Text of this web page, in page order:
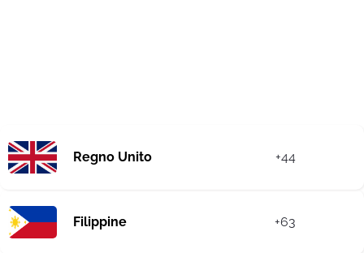
Regno Unito +44
Filippine +63